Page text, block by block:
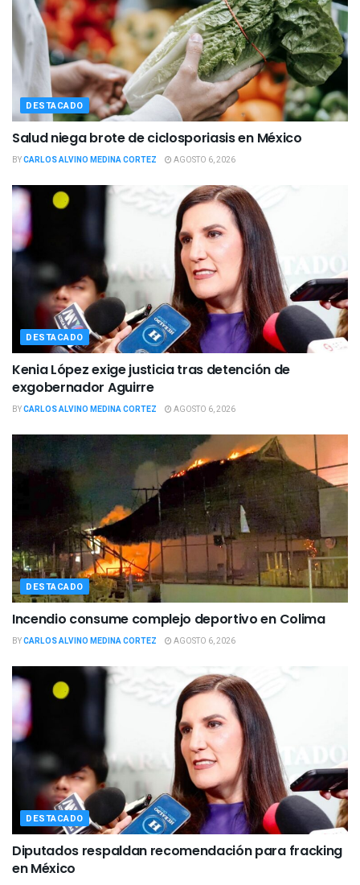
DESTACADO
Salud niega brote de ciclosporiasis en México
BYCARLOS ALVINO MEDINA CORTEZ AGOSTO 6, 2026
DESTACADO
Kenia López exige justicia tras detención de
exgobernador Aguirre
BYCARLOS ALVINO MEDINA CORTEZ AGOSTO 6, 2026
DESTACADO
Incendio consume complejo deportivo en Colima
BYCARLOS ALVINO MEDINA CORTEZ AGOSTO 6, 2026
DESTACADO
Diputados respaldan recomendación para fracking
en México